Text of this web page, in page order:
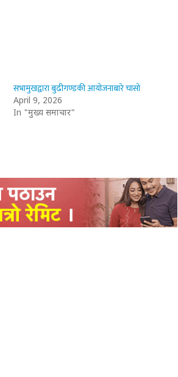
सभामुखद्वारा बुढीगण्डकी आयोजनाबारे चासो
April 9, 2026
In "मुख्य समाचार"